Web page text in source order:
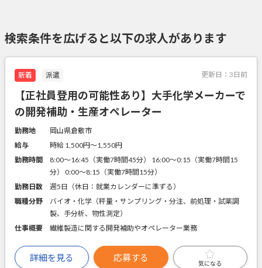
検索条件を広げると以下の求人があります
新着 派遣 更新日： 3日前
【正社員登用の可能性あり】大手化学メーカーで
の開発補助・生産オペレーター
勤務地
岡山県倉敷市
給与
時給 1,500円〜1,550円
勤務時間
8:00～16:45（実働7時間45分） 16:00～0:15（実働7時間15
分） 0:00～8:15（実働7時間15分）
勤務日数
週5日（休日：就業カレンダーに準ずる）
職種分野
バイオ・化学（秤量・サンプリング・分注、前処理・試薬調
製、手分析、物性測定）
仕事概要
繊維製造に関する開発補助やオペレーター業務
詳細を見る 応募する
気になる